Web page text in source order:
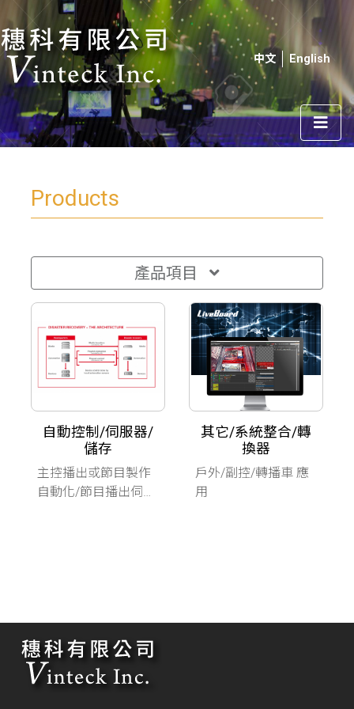
中文 English
Products
產品項目
自動控制/伺服器/
儲存
主控播出或節目製作
自動化/節目播出伺服
其它/系統整合/轉
換器
戶外/副控/轉播車 應
用